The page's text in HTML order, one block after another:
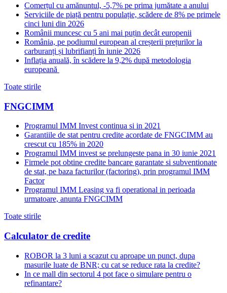
Comerțul cu amănuntul, -5,7% pe prima jumătate a anului
Serviciile de piață pentru populație, scădere de 8% pe primele
cinci luni din 2026
Românii muncesc cu 5 ani mai puțin decât europenii
România, pe podiumul european al creșterii prețurilor la
carburanți și lubrifianți în iunie 2026
Inflația anuală, în scădere la 9,2% după metodologia
europeană
Toate stirile
FNGCIMM
Programul IMM Invest continua si in 2021
Garantiile de stat pentru credite acordate de FNGCIMM au
crescut cu 185% in 2020
Programul IMM invest se prelungeste pana in 30 iunie 2021
Firmele pot obtine credite bancare garantate si subventionate
de stat, pe baza facturilor (factoring), prin programul IMM
Factor
Programul IMM Leasing va fi operational in perioada
urmatoare, anunta FNGCIMM
Toate stirile
Calculator de credite
ROBOR la 3 luni a scazut cu aproape un punct, dupa
masurile luate de BNR; cu cat se reduce rata la credite?
In ce mall din sectorul 4 pot face o simulare pentru o
refinantare?